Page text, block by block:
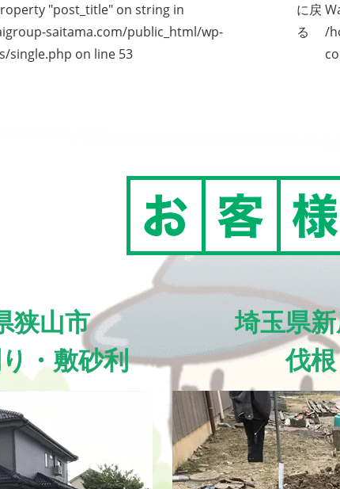
"post_title" on string in
saitama.com/public_html/wp-
single.php on line 53
に戻
る
/
狭山市
・敷砂利
埼玉県
伐根